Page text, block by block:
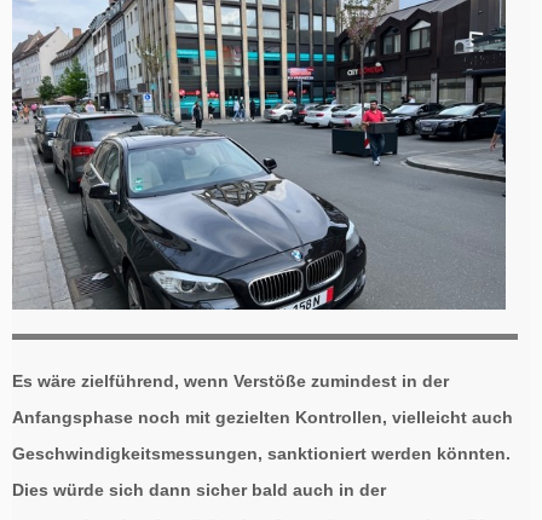
Es wäre zielführend, wenn Verstöße zumindest in der
Anfangsphase noch mit gezielten Kontrollen, vielleicht auch
Geschwindigkeitsmessungen, sanktioniert werden könnten.
Dies würde sich dann sicher bald auch in der